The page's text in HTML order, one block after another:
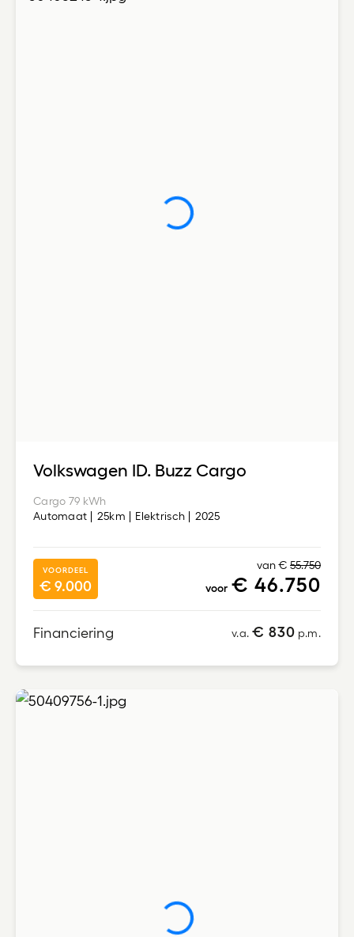
Volkswagen ID. Buzz Cargo
Cargo 79 kWh
Automaat
25km Elektrisch 2025
van €55.750
voor € 46.750
VOORDEEL
€ 9.000
Financiering v.a. € 830 p.m.